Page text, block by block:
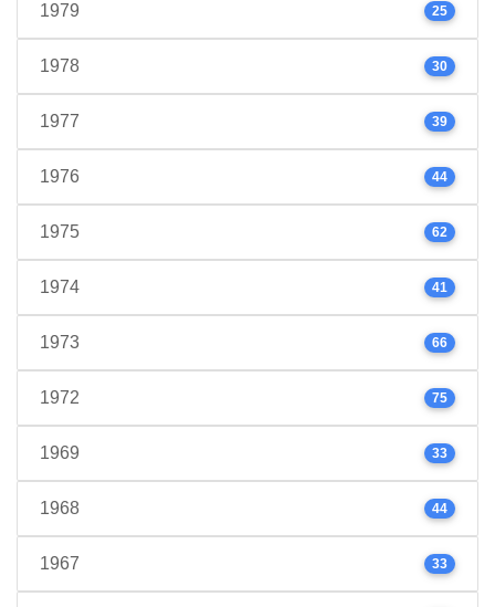
1979 25
1978 30
1977 39
1976 44
1975 62
1974 41
1973 66
1972 75
1969 33
1968 44
1967 33